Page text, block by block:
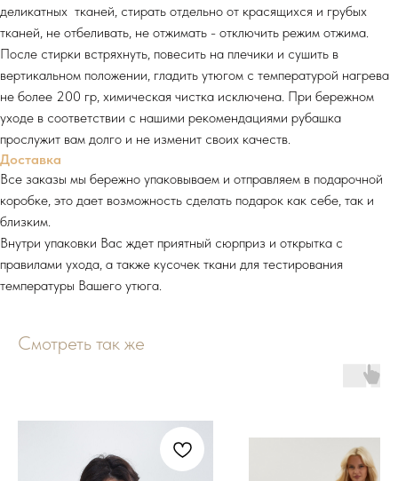
деликатных тканей, стирать отдельно от красящихся и грубых
тканей, не отбеливать, не отжимать - отключить режим отжима.
После стирки встряхнуть, повесить на плечики и сушить в
вертикальном положении, гладить утюгом с температурой нагрева
не более 200 гр, химическая чистка исключена. При бережном
уходе в соответствии с нашими рекомендациями рубашка
прослужит вам долго и не изменит своих качеств.
Доставка
Все заказы мы бережно упаковываем и отправляем в подарочной
коробке, это дает возможность сделать подарок как себе, так и
близким.
Внутри упаковки Вас ждет приятный сюрприз и открытка с
правилами ухода, а также кусочек ткани для тестирования
температуры Вашего утюга.
Смотреть так же